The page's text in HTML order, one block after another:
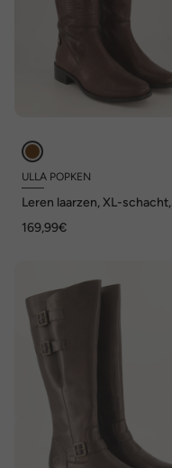
ULLA POPKEN
Leren laarzen, XL-schacht,
H
169,99€